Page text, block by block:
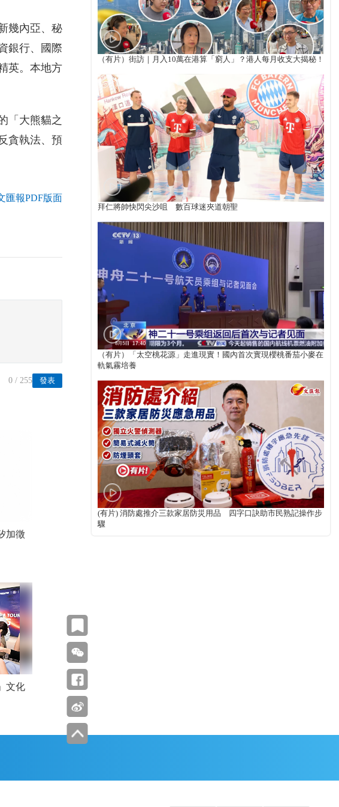
幾內亞、秘
銀行、國際
英。本地方
「大熊貓之
貪執法、預
匯報PDF版面
發表
0 / 255
」文化
（有片）街訪｜月入10萬在港算「窮人」？港人每月收支大揭秘！
拜仁將帥快閃尖沙咀 數百球迷夾道朝聖
（有片）「太空桃花源」走進現實！國內首次實現櫻桃番茄小麥在
軌氣霧培養
(有片) 消防處推介三款家居防災用品 四字口訣助市民熟記操作步
驟